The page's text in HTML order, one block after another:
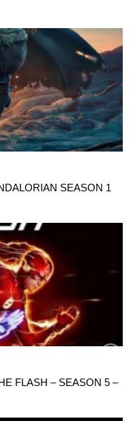
SEASON 1
FLASH – SEASON 5 –